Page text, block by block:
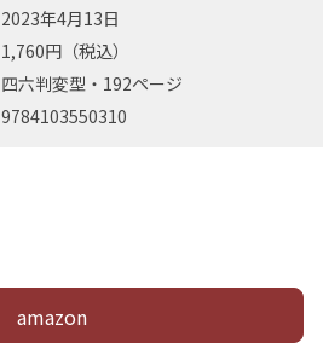
2023年4月13日
1,760円（税込）
四六判変型・192ページ
9784103550310
amazon